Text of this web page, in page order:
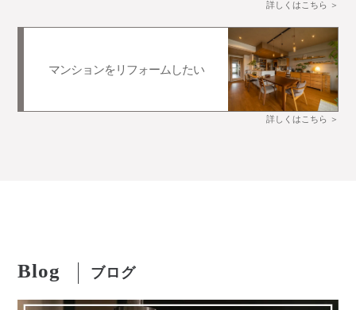
詳しくはこちら ＞
マンションをリフォームしたい
詳しくはこちら ＞
Blog ブログ